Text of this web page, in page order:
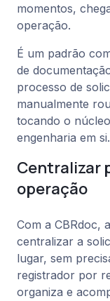
momentos,
operação.
É um padrão
de
processo de
manualmente
tocando o
engenharia em si.
Centralizar
operação
Com a CBRdoc,
centralizar a
lugar, sem
registrador por
organiza e